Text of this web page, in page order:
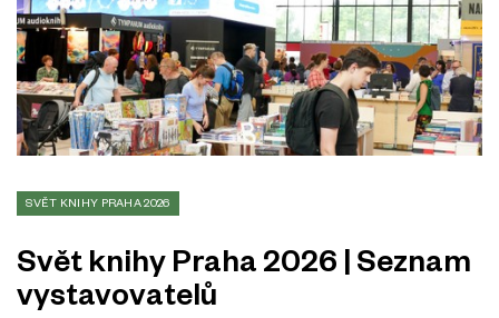
SVĚT KNIHY PRAHA 2026
Svět knihy Praha 2026 | Seznam
vystavovatelů